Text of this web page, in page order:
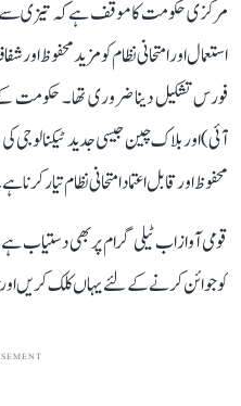
مرکزی حکومت کا موقف ہے کہ تیزی سے
استعمال اور امتحانی نظام کو مزید
فورس تشکیل دینا ضروری تھا۔
آئی) اور بلاک چین جیسی جدید
محفوظ اور قابل اعتماد امتحانی نظام تیار کرنا
قومی آواز اب ٹیلی گرام پر بھی
کو جوائن کرنے کے لئے یہاں کلک کریں